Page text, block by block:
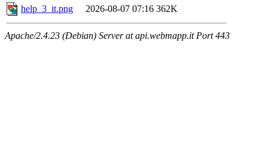
help_3_it.png
2026-08-07 07:16 362K
Apache/2.4.23 (Debian) Server at api.webmapp.it Port 443